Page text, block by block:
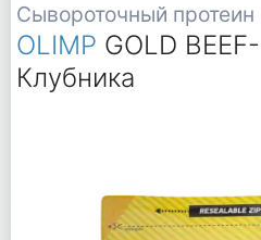
Сывороточный протеин
OLIMP GOLD
Клубника